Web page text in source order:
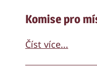
Komise pro
Číst více...